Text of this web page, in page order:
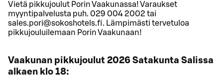
Vietä pikkujoulut Porin Vaakunassa! Varaukset
myyntipalvelusta puh. 029 004 2002 tai
sales.pori@sokoshotels.fi. Lämpimästi tervetuloa
pikkujouluilemaan Porin Vaakunaan!
Vaakunan pikkujoulut 2026 Satakunta Salissa
alkaen klo 18: